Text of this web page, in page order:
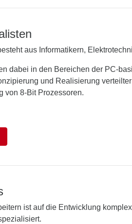
aus Informatikern,
dabei in den Bereichen der PC-
und Realisierung
von 8-Bit Prozessoren.
ist auf die Entwicklung